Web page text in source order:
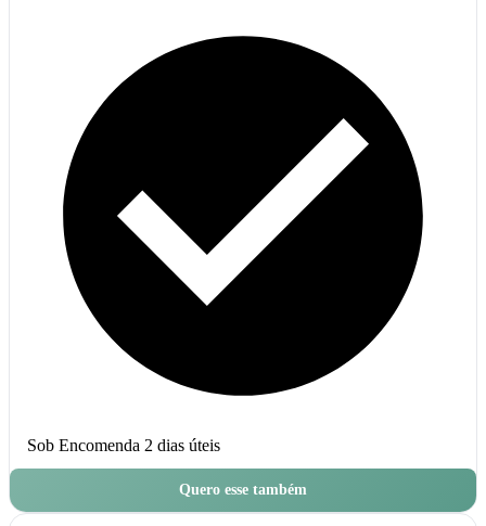
Sob Encomenda 2 dias úteis
Quero esse também